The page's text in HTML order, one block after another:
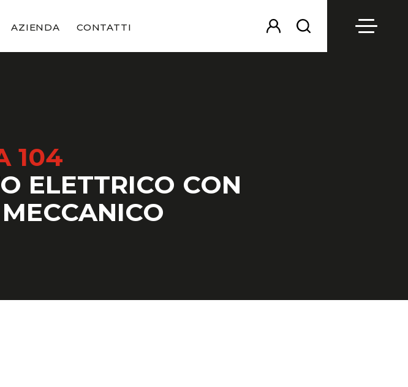
AZIENDA CONTATTI
104
ELETTRICO CON